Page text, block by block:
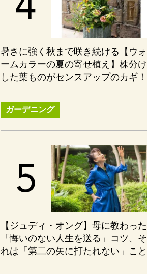
暑さに強く秋まで咲き続ける【ウォ
ームカラーの夏の寄せ植え】株分け
した葉ものがセンスアップのカギ！
ガーデニング
【ジュディ・オング】母に教わった
「悔いのない人生を送る」コツ、そ
れは「第二の矢に打たれない」こと